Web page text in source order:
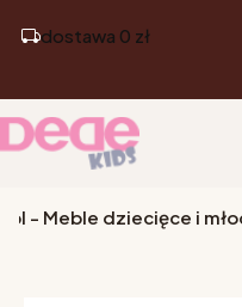
dostawa 0 zł
- Meble dziecięce i